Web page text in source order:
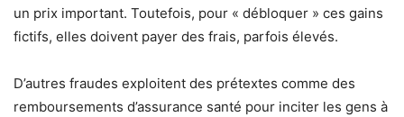
un prix important. Toutefois, pour « débloquer » ces gains
fictifs, elles doivent payer des frais, parfois élevés.
D’autres fraudes exploitent des prétextes comme des
remboursements d’assurance santé pour inciter les gens à